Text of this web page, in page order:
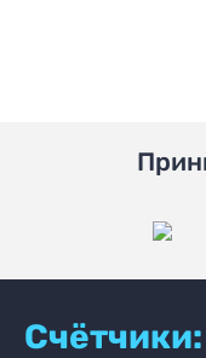
Счётчики: